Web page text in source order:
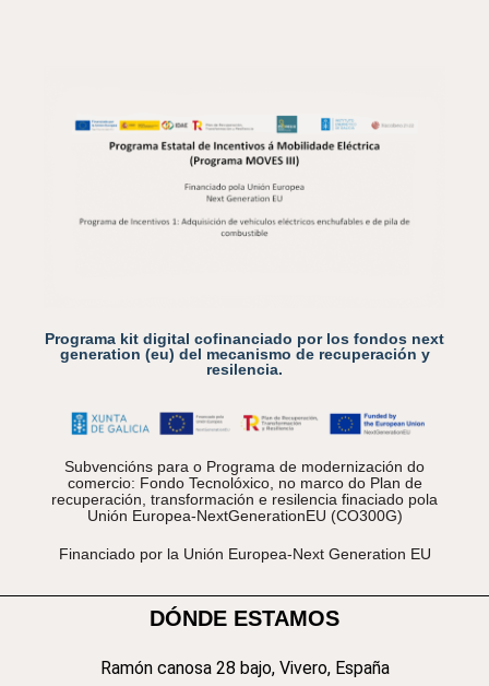
Programa kit digital cofinanciado por los fondos next
generation (eu) del mecanismo de recuperación y
resilencia.
Subvencións para o Programa de modernización do
comercio: Fondo Tecnolóxico, no marco do Plan de
recuperación, transformación e resilencia finaciado pola
Unión Europea-NextGenerationEU (CO300G)
Financiado por la Unión Europea-Next Generation EU
DÓNDE ESTAMOS
Ramón canosa 28 bajo, Vivero, España